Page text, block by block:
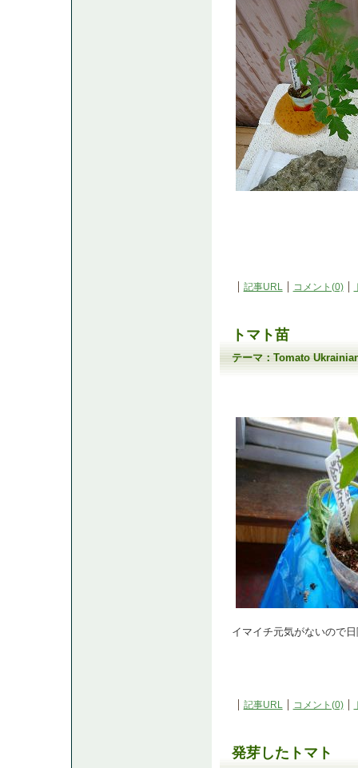
記事URL コメント(0)
トマト苗
テーマ：Tomato
イマイチ元気がないので
記事URL コメント(0)
発芽したトマト